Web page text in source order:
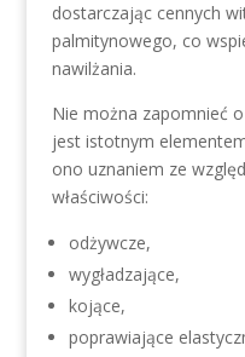
dostarczając cennych
palmitynowego, co
nawilżania.
Nie można zapomnieć o
jest istotnym
ono uznaniem ze
właściwości:
odżywcze,
wygładzające,
kojące,
poprawiające